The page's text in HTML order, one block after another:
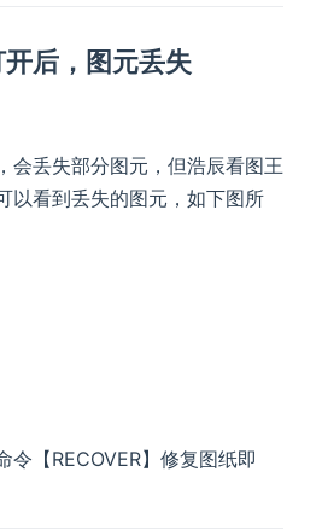
后，图元丢失
会丢失部分图元，但浩辰看图王
以看到丢失的图元，如下图所
令【RECOVER】修复图纸即